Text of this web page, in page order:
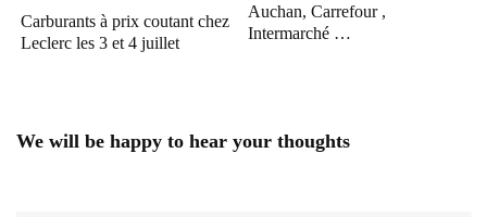
Carburants à prix coutant chez
Leclerc les 3 et 4 juillet
Auchan, Carrefour ,
Intermarché …
We will be happy to hear your thoughts